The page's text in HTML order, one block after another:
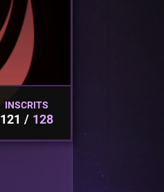
INSCRITS
121 128